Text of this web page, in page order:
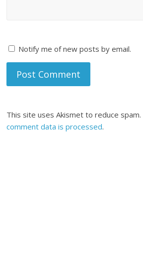
Notify me of new posts by email.
This site uses Akismet to reduce spam.
comment data is processed.